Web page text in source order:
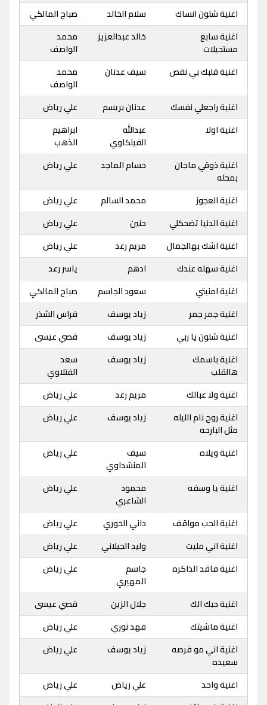
اغنية شلون انساك
سلام الخالد
صباح المالكي
اغنية سابع
مستحيلات
خالد عبدالعزيز
محمد
الواصف
اغنية قلبك بي نقص
سيف عدنان
محمد
الواصف
اغنية راجعلي نفسك
عدنان بريسم
علي رياض
اغنية اولا
عبدالله
الفيلكاوي
ابراهيم
الذهب
اغنية ذوقي ماجان
بمحله
حسام الماجد علي رياض
اغنية العجوز محمد السالم
علي رياض
اغنية الدنيا تضحكلي
حنين
علي رياض
اغنية اشك بهالجمال
مريم رعد
علي رياض
اغنية سهله عندك
ادهم
ياسر رعد
اغنية امنيتي
سعود الجاسم
صباح المالكي
اغنية جمر جمر
زياد يوسف
فراس الشذر
اغنية شلون يا ربي
زياد يوسف
قصي عيسى
اغنية باسمك
هالقلب
زياد يوسف
سعد
الفتلاوي
اغنية ولا عبالك
مريم رعد
علي رياض
اغنية روح نام الليله
مثل البارحه
زياد يوسف علي رياض
اغنية ويلاه
سيف
المنشداوي
علي رياض
اغنية يا وسفه
محمود
الشاعري
علي رياض
اغنية الحب مواقف داني الخوري
علي رياض
اغنية اني مليت
وليد الجيلاني
علي رياض
اغنية فاقد الذاكره
جاسم
المهيري
علي رياض
اغنية حبك الك جلال الزين
قصي عيسى
اغنية ماشيتك
فهد نوري
علي رياض
اغنية اني مو فرصه
سعيده
زياد يوسف علي رياض
اغنية واحد علي رياض
علي رياض